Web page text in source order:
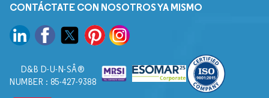
CONTÁCTATE CON NOSOTROS YA MISMO
D&B D-U-N-SÂ®
NUMBER : 85-427-9388